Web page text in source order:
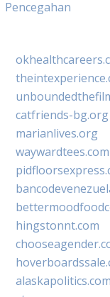
Pencegahan
catfriends-bg.org
marianlives.org
waywardtees.com
hingstonnt.com
alaskapolitics.com